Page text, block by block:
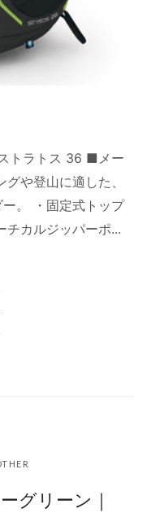
トラトス 36 ■メー
や登山に適した、
。 ・固定式トップ
チカルジッパーポ...
グリーン｜